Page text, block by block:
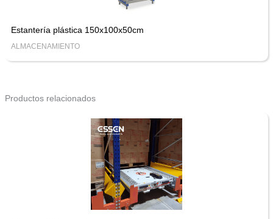
Estantería plástica 150x100x50cm
ALMACENAMIENTO
Productos relacionados